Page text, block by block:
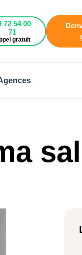
72 54 00
71
gratuit